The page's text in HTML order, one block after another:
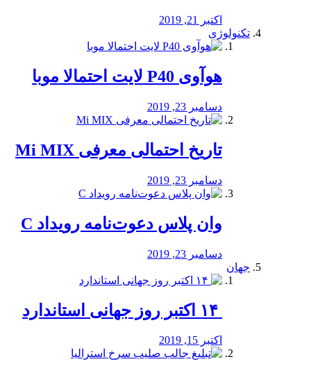
اکتبر 21, 2019
تکنولوژی
هوآوی P40 لایت احتمالا موبا
دسامبر 23, 2019
تاریخ احتمالی معرفی Mi MIX
دسامبر 23, 2019
وان پلاس دعوت‌نامه رویداد C
دسامبر 23, 2019
جهان
اکتبر 15, 2019